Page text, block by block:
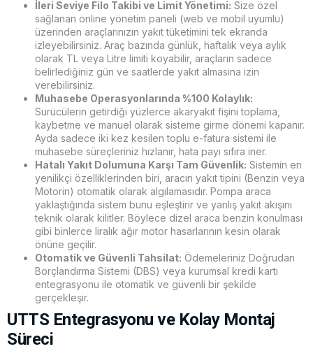
İleri Seviye Filo Takibi ve Limit Yönetimi: Size özel
sağlanan online yönetim paneli (web ve mobil uyumlu)
üzerinden araçlarınızın yakıt tüketimini tek ekranda
izleyebilirsiniz. Araç bazında günlük, haftalık veya aylık
olarak TL veya Litre limiti koyabilir, araçların sadece
belirlediğiniz gün ve saatlerde yakıt almasına izin
verebilirsiniz.
Muhasebe Operasyonlarında %100 Kolaylık:
Sürücülerin getirdiği yüzlerce akaryakıt fişini toplama,
kaybetme ve manuel olarak sisteme girme dönemi kapanır.
Ayda sadece iki kez kesilen toplu e-fatura sistemi ile
muhasebe süreçleriniz hızlanır, hata payı sıfıra iner.
Hatalı Yakıt Dolumuna Karşı Tam Güvenlik: Sistemin en
yenilikçi özelliklerinden biri, aracın yakıt tipini (Benzin veya
Motorin) otomatik olarak algılamasıdır. Pompa araca
yaklaştığında sistem bunu eşleştirir ve yanlış yakıt akışını
teknik olarak kilitler. Böylece dizel araca benzin konulması
gibi binlerce liralık ağır motor hasarlarının kesin olarak
önüne geçilir.
Otomatik ve Güvenli Tahsilat: Ödemeleriniz Doğrudan
Borçlandırma Sistemi (DBS) veya kurumsal kredi kartı
entegrasyonu ile otomatik ve güvenli bir şekilde
gerçekleşir.
UTTS Entegrasyonu ve Kolay Montaj
Süreci